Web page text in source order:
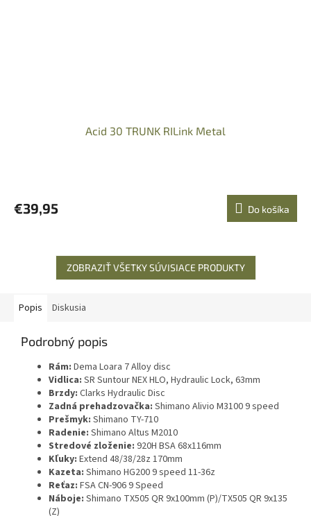
Acid 30 TRUNK RILink Metal
€39,95 Do košíka
ZOBRAZIŤ VŠETKY SÚVISIACE PRODUKTY
Popis Diskusia
Podrobný popis
Rám: Dema Loara 7 Alloy disc
Vidlica: SR Suntour NEX HLO, Hydraulic Lock, 63mm
Brzdy: Clarks Hydraulic Disc
Zadná prehadzovačka: Shimano Alivio M3100 9 speed
Prešmyk: Shimano TY-710
Radenie: Shimano Altus M2010
Stredové zloženie: 920H BSA 68x116mm
Kľuky: Extend 48/38/28z 170mm
Kazeta: Shimano HG200 9 speed 11-36z
Reťaz: FSA CN-906 9 Speed
Náboje: Shimano TX505 QR 9x100mm (P)/TX505 QR 9x135
(Z)